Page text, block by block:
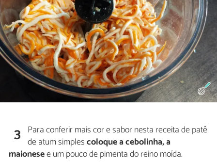
3 Para conferir mais cor e sabor nesta receita de patê
de atum simplescoloque a cebolinha, a
maionesee um pouco de pimenta do reino moída.